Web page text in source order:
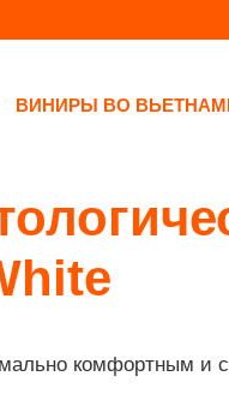
ВИНИРЫ ВО
комфортным